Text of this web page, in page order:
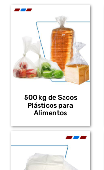
500 kg de Sacos
Plásticos para
Alimentos